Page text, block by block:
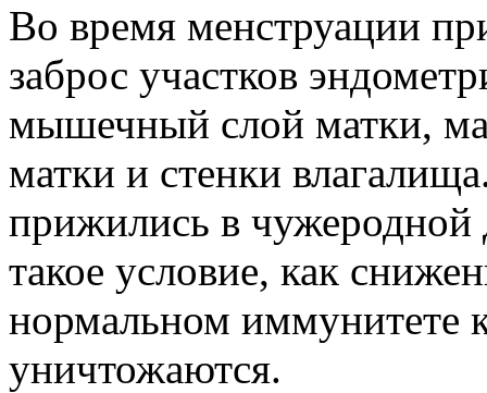
Во время менструации
заброс участков
мышечный слой матки,
матки и стенки
прижились в чужеродной
такое условие, как
нормальном иммунитете
уничтожаются.